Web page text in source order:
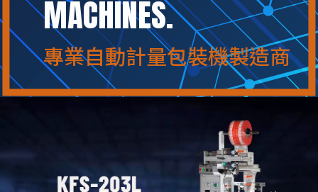
MACHINES.
專業自動計量包裝機製造商
聯絡我們
ENGLISH